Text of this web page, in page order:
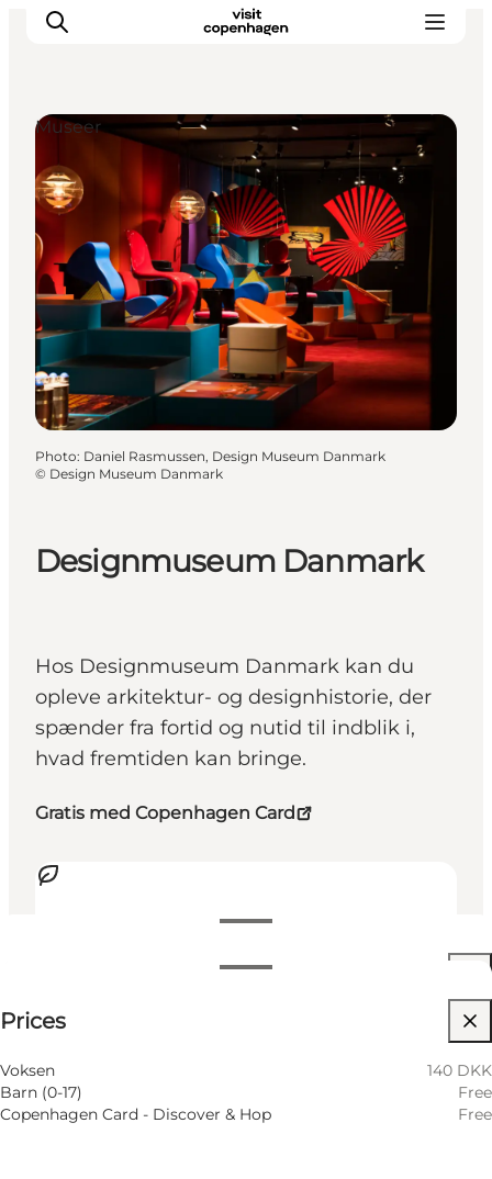
Aktiviteter
Mat och dryck
Planera din resa
Designmuseum Danmark
Hos Designmuseum Danmark kan du
opleve arkitektur- og designhistorie, der
spænder fra fortid og nutid til indblik i,
hvad fremtiden kan bringe.
Gratis med Copenhagen Card
View opening hours
Filtrera efter månad
8 August
Saturday
9 August
Sunday
10:00 AM–06:00 PM
Prices
Voksen
140 DKK
Barn (0-17)
Free
Copenhagen Card - Discover & Hop
Free
⌘
Museer
Photo: Daniel Rasmussen, Design Museum Danmark
© Design Museum Danmark